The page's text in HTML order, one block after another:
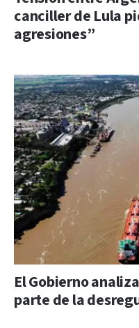
canciller de Lula
agresiones”
El Gobierno
parte de la